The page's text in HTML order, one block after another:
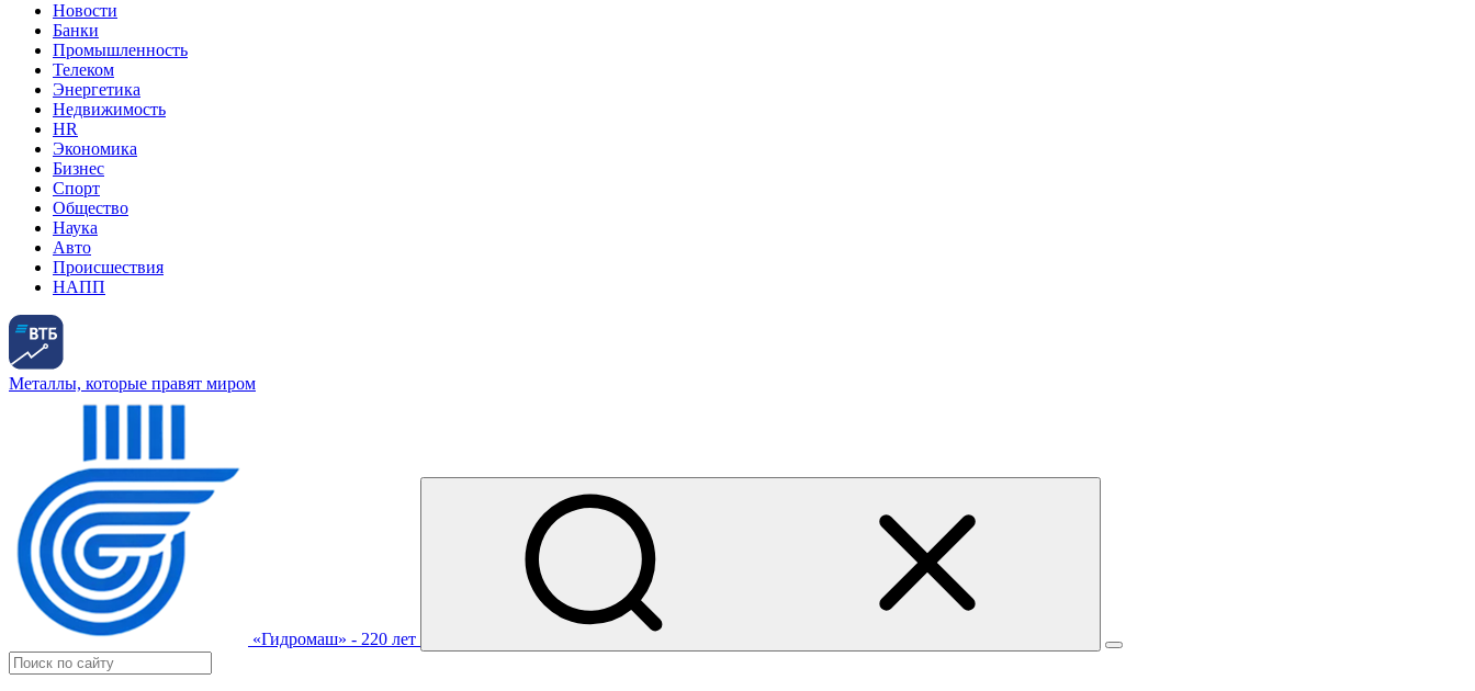
Новости
Банки
Промышленность
Телеком
Энергетика
Недвижимость
HR
Экономика
Бизнес
Спорт
Общество
Наука
Авто
Происшествия
НАПП
Металлы, которые правят миром
«Гидромаш» - 220 лет